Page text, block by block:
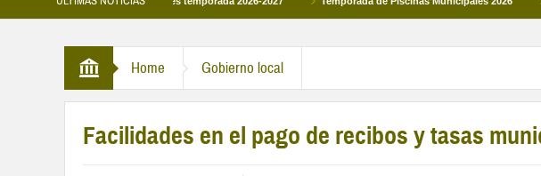
Home Gobierno local
Facilidades en el pago de recibos y tasas